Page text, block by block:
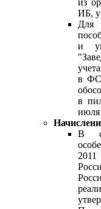
ИБ,
Для
и
в
в
июля
В
2011